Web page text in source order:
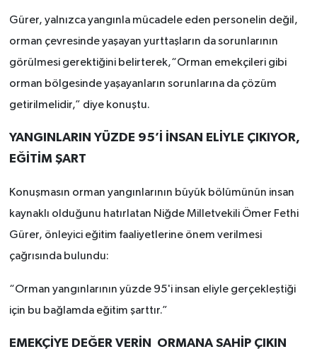
Gürer, yalnızca yangınla mücadele eden personelin değil,
orman çevresinde yaşayan yurttaşların da sorunlarının
görülmesi gerektiğini belirterek,“Orman emekçileri gibi
orman bölgesinde yaşayanların sorunlarına da çözüm
getirilmelidir,” diye konuştu.
YANGINLARIN YÜZDE 95’İ İNSAN ELİYLE ÇIKIYOR,
EĞİTİM ŞART
Konuşmasın orman yangınlarının büyük bölümünün insan
kaynaklı olduğunu hatırlatan Niğde Milletvekili Ömer Fethi
Gürer, önleyici eğitim faaliyetlerine önem verilmesi
çağrısında bulundu:
“Orman yangınlarının yüzde 95'i insan eliyle gerçekleştiği
için bu bağlamda eğitim şarttır.”
EMEKÇİYE DEĞER VERİN ORMANA SAHİP ÇIKIN